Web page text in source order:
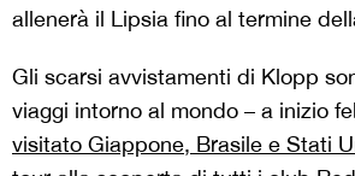
allenerà il Lipsia fino al termine
Gli scarsi avvistamenti di Klopp
viaggi intorno al mondo – a inizio
visitato Giappone, Brasile e Stati